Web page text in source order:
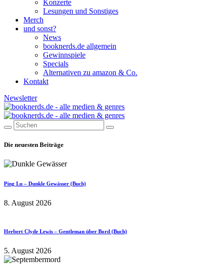
Konzerte
Lesungen und Sonstiges
Merch
und sonst?
News
booknerds.de allgemein
Gewinnspiele
Specials
Alternativen zu amazon & Co.
Kontakt
Newsletter
Die neuesten Beiträge
Ping Lu – Dunkle Gewässer (Buch)
8. August 2026
Herbert Clyde Lewis – Gentleman über Bord (Buch)
5. August 2026